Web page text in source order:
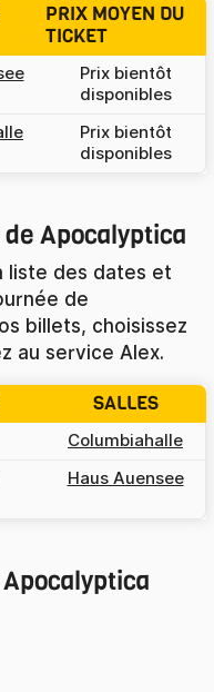
PRIX MOYEN DU
TICKET
Prix bientôt
disponibles
Prix bientôt
disponibles
de Apocalyptica
liste des dates et
de
billets, choisissez
au service Alex.
SALLES
Columbiahalle
Haus Auensee